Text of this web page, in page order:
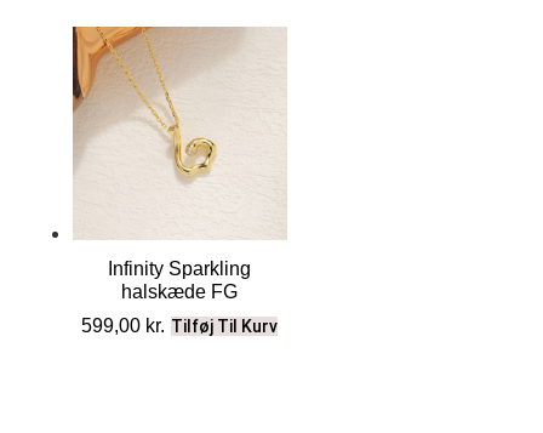
Infinity Sparkling
halskæde FG
599,00 kr. Tilføj Til Kurv